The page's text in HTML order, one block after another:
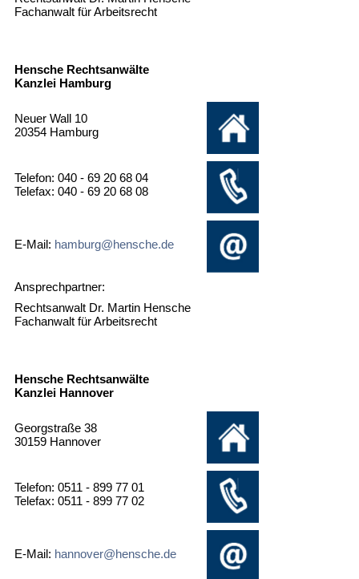
Fachanwalt für Arbeitsrecht
Hensche Rechtsanwälte
Kanzlei Hamburg
Neuer Wall 10
20354 Hamburg
Telefon: 040 - 69 20 68 04
Telefax: 040 - 69 20 68 08
E-Mail: hamburg@hensche.de
Ansprechpartner:
Rechtsanwalt Dr. Martin Hensche
Fachanwalt für Arbeitsrecht
Hensche Rechtsanwälte
Kanzlei Hannover
Georgstraße 38
30159 Hannover
Telefon: 0511 - 899 77 01
Telefax: 0511 - 899 77 02
E-Mail: hannover@hensche.de